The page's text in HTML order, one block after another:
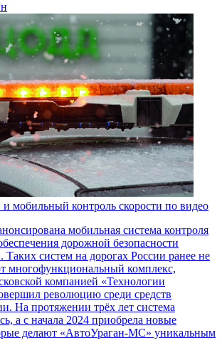
мобильный контроль скорости по видео
мобильная система контроля
дорожной безопасности
систем на дорогах России ранее не
многофункциональный комплекс,
компанией «Технологии
революцию среди средств
На протяжении трёх лет система
а с начала 2024 приобрела новые
делают «АвтоУраган-МС» уникальным